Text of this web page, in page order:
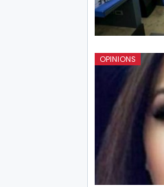
OPINIONS